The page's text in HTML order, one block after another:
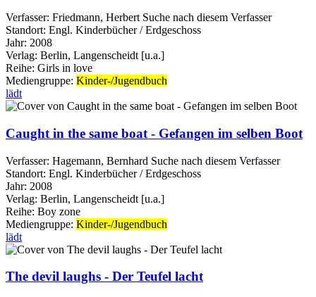
Verfasser: Friedmann, Herbert Suche nach diesem Verfasser
Standort: Engl. Kinderbücher / Erdgeschoss
Jahr: 2008
Verlag: Berlin, Langenscheidt [u.a.]
Reihe: Girls in love
Mediengruppe: Kinder-/Jugendbuch
lädt
Caught in the same boat - Gefangen im selben Boot
Verfasser: Hagemann, Bernhard Suche nach diesem Verfasser
Standort: Engl. Kinderbücher / Erdgeschoss
Jahr: 2008
Verlag: Berlin, Langenscheidt [u.a.]
Reihe: Boy zone
Mediengruppe: Kinder-/Jugendbuch
lädt
The devil laughs - Der Teufel lacht